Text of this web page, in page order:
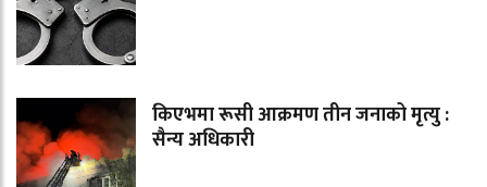
किएभमा रूसी आक्रमण तीन जनाको मृत्यु :
सैन्य अधिकारी